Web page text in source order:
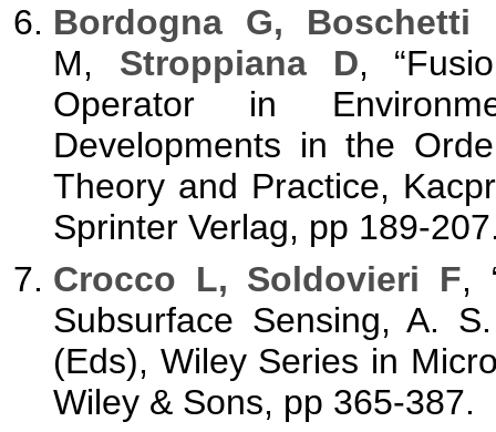
Bordogna G,
M, Stroppiana D,
Operator in
Developments in the
Theory and Practice,
Sprinter Verlag, pp 189-
Crocco L, Soldovieri F,
Subsurface Sensing, A.
(Eds), Wiley Series in
Wiley & Sons, pp 365-387.